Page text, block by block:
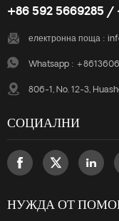
+86 592 5669285 /
електронна поща :
Whatsapp :
806-1, No. 12-3,
СОЦИАЛНИ
НУЖДА ОТ